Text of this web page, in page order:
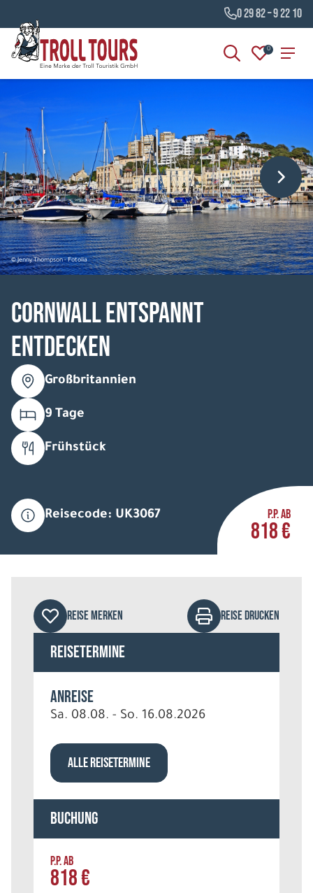
0 29 82 – 9 22 10
0
© Jenny Thompson - Fotolia
Cornwall entspannt
entdecken
Großbritannien
9 Tage
Frühstück
Reisecode: UK3067 P.P. AB
818 €
REISE MERKEN REISE DRUCKEN
Reisetermine
Anreise
Sa. 08.08. - So. 16.08.2026
ALLE REISETERMINE
Buchung
P.P. AB
818 €